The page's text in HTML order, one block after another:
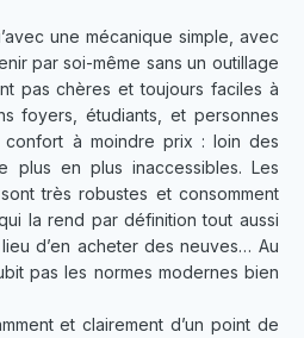
une mécanique simple, avec
par soi-même sans un outillage
pas chères et toujours faciles à
foyers, étudiants, et personnes
à moindre prix : loin des
plus en plus inaccessibles. Les
très robustes et consomment
la rend par définition tout aussi
d’en acheter des neuves… Au
pas les normes modernes bien
et clairement d’un point de